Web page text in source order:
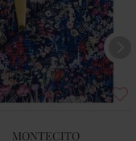
MONTECITO